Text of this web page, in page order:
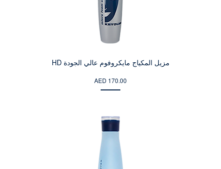
مزيل المكياج مايكروفوم عالي الجودة HD
AED 170.00